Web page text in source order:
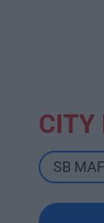
CITY
SB